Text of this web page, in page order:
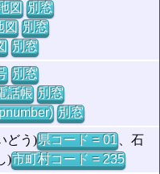
図 別窓
図 別窓
別窓
別窓
話帳 別窓
別窓
どう)県コード = 01、石
)市町村コード = 235